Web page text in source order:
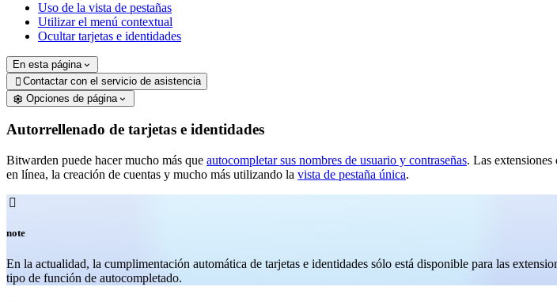
Uso de la vista de pestañas
Utilizar el menú contextual
Ocultar tarjetas e identidades
En esta página
 Contactar con el servicio de asistencia
Opciones de página
Autorrellenado de tarjetas e identidades
Bitwarden puede hacer mucho más que autocompletar sus nombres de usuario y contraseñas. Las
en línea, la creación de cuentas y mucho más utilizando la vista de pestaña única.

note
En la actualidad, la cumplimentación automática de tarjetas e identidades sólo está disponible para las
tipo de función de autocompletado.